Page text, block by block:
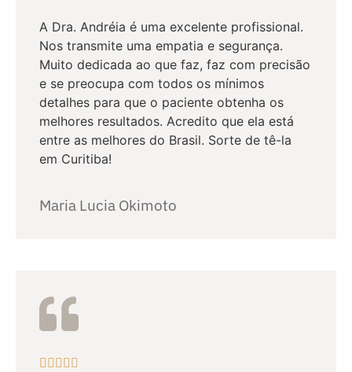
A Dra. Andréia é uma excelente profissional.
Nos transmite uma empatia e segurança.
Muito dedicada ao que faz, faz com precisão
e se preocupa com todos os mínimos
detalhes para que o paciente obtenha os
melhores resultados. Acredito que ela está
entre as melhores do Brasil. Sorte de tê-la
em Curitiba!
Maria Lucia Okimoto
    